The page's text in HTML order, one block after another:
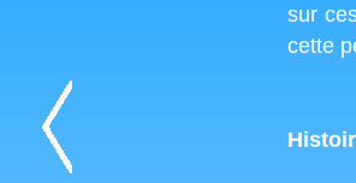
sur
cette